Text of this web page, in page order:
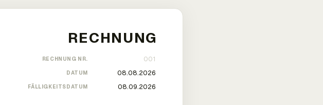
RECHNUNG NR.
DATUM
FÄLLIGKEITSDATUM